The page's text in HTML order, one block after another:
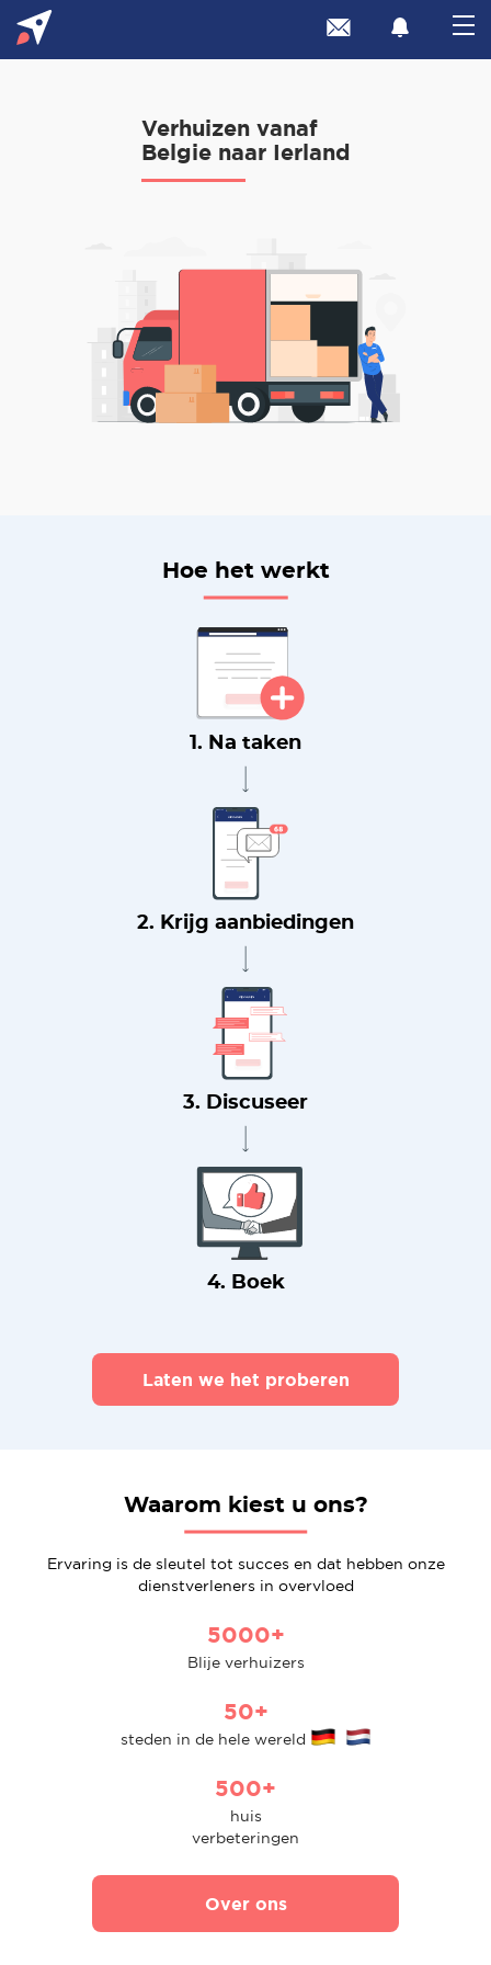
Verhuizen vanaf
Belgie naar Ierland
Hoe het werkt
1. Na taken
2. Krijg aanbiedingen
3. Discuseer
4. Boek
Laten we het proberen
Waarom kiest u ons?
Ervaring is de sleutel tot succes en dat hebben onze
dienstverleners in overvloed
5000+
Blije verhuizers
50+
steden in de hele wereld
500+
huis
verbeteringen
Over ons